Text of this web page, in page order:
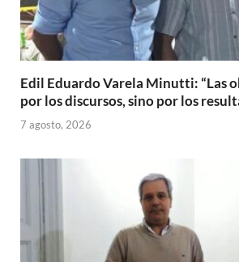
Edil Eduardo Varela Minutti: “Las
por los discursos, sino por los
7 agosto, 2026